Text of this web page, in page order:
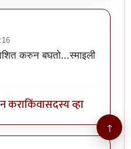
करुन बघतो...स्माइली
कराकिंवासदस्य व्हा
↑